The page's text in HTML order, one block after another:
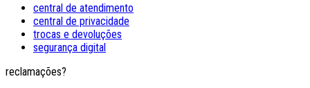
central de atendimento
central de privacidade
trocas e devoluções
segurança digital
reclamações?